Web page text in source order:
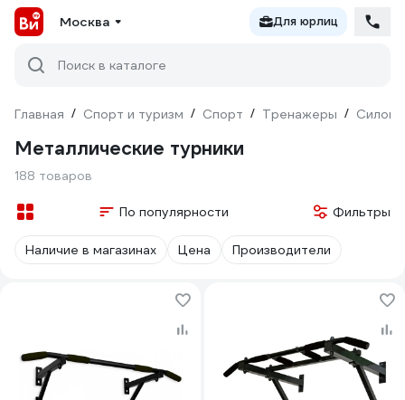
Москва Для юрлиц
Поиск в каталоге
Главная / Спорт и туризм / Спорт / Тренажеры /
Металлические турники
188 товаров
По популярности Фильтры
Наличие в магазинах Цена Производители